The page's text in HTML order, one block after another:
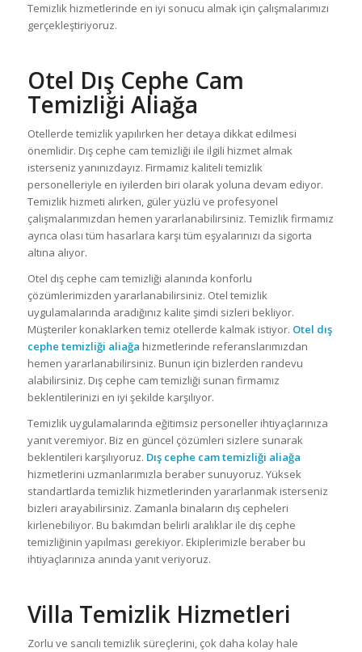
Temizlik hizmetlerinde en iyi sonucu almak için çalışmalarımızı
gerçekleştiriyoruz.
Otel Dış Cephe Cam
Temizliği Aliağa
Otellerde temizlik yapılırken her detaya dikkat edilmesi
önemlidir. Dış cephe cam temizliği ile ilgili hizmet almak
isterseniz yanınızdayız. Firmamız kaliteli temizlik
personelleriyle en iyilerden biri olarak yoluna devam ediyor.
Temizlik hizmeti alırken, güler yüzlü ve profesyonel
çalışmalarımızdan hemen yararlanabilirsiniz. Temizlik firmamız
ayrıca olası tüm hasarlara karşı tüm eşyalarınızı da sigorta
altına alıyor.
Otel dış cephe cam temizliği alanında konforlu
çözümlerimizden yararlanabilirsiniz. Otel temizlik
uygulamalarında aradığınız kalite şimdi sizleri bekliyor.
Müşteriler konaklarken temiz otellerde kalmak istiyor. Otel dış
cephe temizliği aliağa hizmetlerinde referanslarımızdan
hemen yararlanabilirsiniz. Bunun için bizlerden randevu
alabilirsiniz. Dış cephe cam temizliği sunan firmamız
beklentilerinizi en iyi şekilde karşılıyor.
Temizlik uygulamalarında eğitimsiz personeller ihtiyaçlarınıza
yanıt veremiyor. Biz en güncel çözümleri sizlere sunarak
beklentileri karşılıyoruz. Dış cephe cam temizliği aliağa
hizmetlerini uzmanlarımızla beraber sunuyoruz. Yüksek
standartlarda temizlik hizmetlerinden yararlanmak isterseniz
bizleri arayabilirsiniz. Zamanla binaların dış cepheleri
kirlenebiliyor. Bu bakımdan belirli aralıklar ile dış cephe
temizliğinin yapılması gerekiyor. Ekiplerimizle beraber bu
ihtiyaçlarınıza anında yanıt veriyoruz.
Villa Temizlik Hizmetleri
Zorlu ve sancılı temizlik süreçlerini, çok daha kolay hale